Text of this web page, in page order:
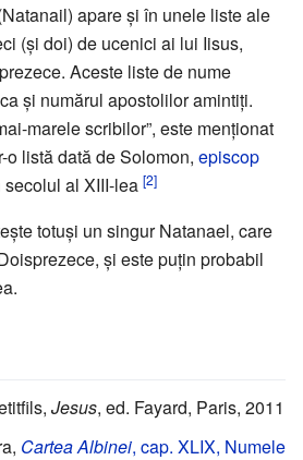
apare și în unele liste ale
(și doi) de ucenici ai lui Iisus,
Aceste liste de nume
și numărul apostolilor amintiți.
marele scribilor”, este menționat
listă dată de Solomon, episcop
al XIII-lea [2]
totuși un singur Natanael, care
și este puțin probabil
Jesus, ed. Fayard, Paris, 2011
Cartea Albinei, cap. XLIX, Numele